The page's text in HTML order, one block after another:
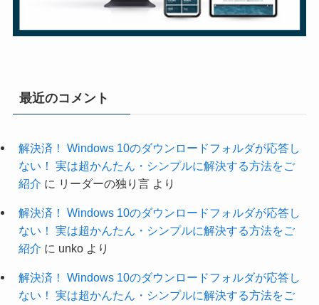
最近のコメント
解決済！ Windows 10のダウンロードフォルダが応答し
ない！ 実は超かんたん・シンプルに解決する方法をご
紹介 に リーダーの独り言より
解決済！ Windows 10のダウンロードフォルダが応答し
ない！ 実は超かんたん・シンプルに解決する方法をご
紹介 に unkoより
解決済！ Windows 10のダウンロードフォルダが応答し
ない！ 実は超かんたん・シンプルに解決する方法をご